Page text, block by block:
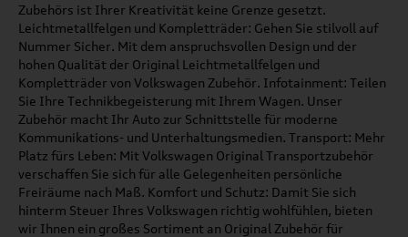
Zubehörs ist Ihrer Kreativität keine Grenze gesetzt.
Leichtmetallfelgen und Kompletträder: Gehen Sie stilvoll auf
Nummer Sicher. Mit dem anspruchsvollen Design und der
hohen Qualität der Original Leichtmetallfelgen und
Kompletträder von Volkswagen Zubehör. Infotainment: Teilen
Sie Ihre Technikbegeisterung mit Ihrem Wagen. Unser
Zubehör macht Ihr Auto zur Schnittstelle für moderne
Kommunikations- und Unterhaltungsmedien. Transport: Mehr
Platz fürs Leben: Mit Volkswagen Original Transportzubehör
verschaffen Sie sich für alle Gelegenheiten persönliche
Freiräume nach Maß. Komfort und Schutz: Damit Sie sich
hinterm Steuer Ihres Volkswagen richtig wohlfühlen, bieten
wir Ihnen ein großes Sortiment an Original Zubehör für